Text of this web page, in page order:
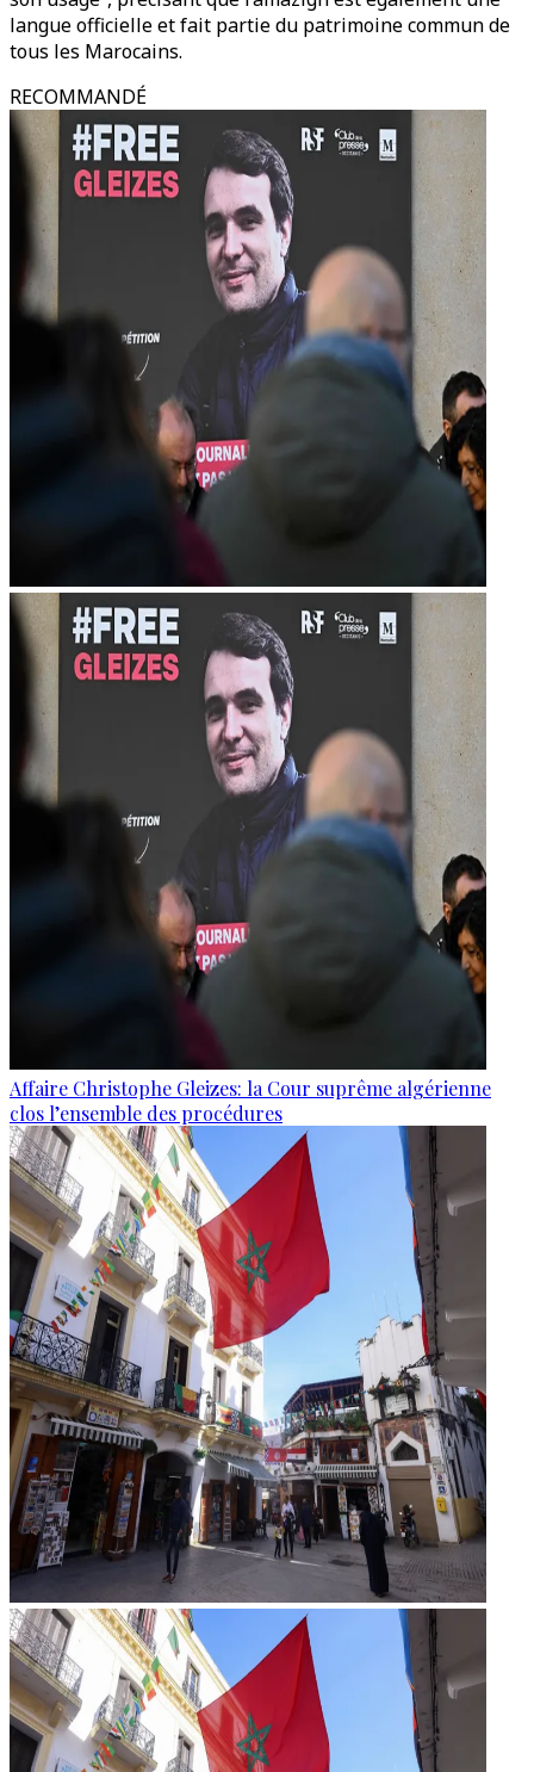
langue officielle et fait partie du patrimoine commun de
tous les Marocains.
RECOMMANDÉ
Affaire Christophe Gleizes: la Cour suprême algérienne
clos l’ensemble des procédures